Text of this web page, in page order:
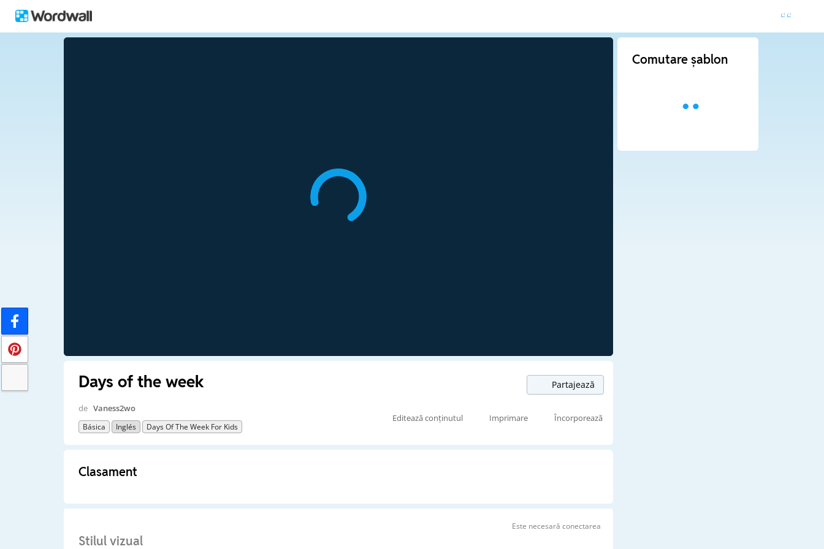
Days of the week Partajează
de Vaness2wo
Básica Inglés Days Of The Week For Kids
Editează conținutul Imprimare Încorporează
Clasament
Este necesară conectarea
Stilul vizual
Comutare șablon